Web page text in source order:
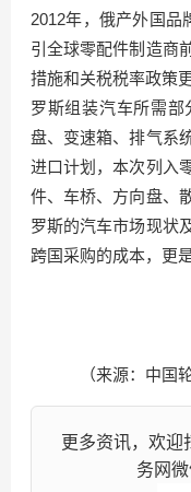
2012年，俄产外国品
引全球零配件制造商
措施和关税税率政策
罗斯组装汽车所需
盘、变速箱、排气系
进口计划，本次列入
件、车桥、方向盘、
罗斯的汽车市场现状
跨国采购的成本，更
（来源：中国
更多资讯，欢迎
务网